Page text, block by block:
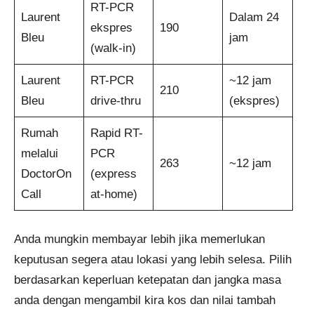
Laurent
Bleu
RT-PCR
ekspres
(walk-in)
190
Dalam 24
jam
Laurent
Bleu
RT-PCR
drive-thru
210
~12 jam
(ekspres)
Rumah
melalui
DoctorOn
Call
Rapid RT-
PCR
(express
at-home)
263 ~12 jam
Anda mungkin membayar lebih jika memerlukan
keputusan segera atau lokasi yang lebih selesa. Pilih
berdasarkan keperluan ketepatan dan jangka masa
anda dengan mengambil kira kos dan nilai tambah